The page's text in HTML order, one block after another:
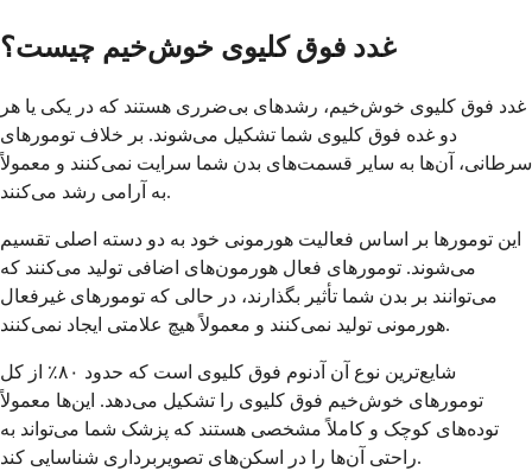
غدد فوق کلیوی خوش‌خیم چیست؟
غدد فوق کلیوی خوش‌خیم، رشدهای بی‌ضرری هستند که در یکی یا هر
دو غده فوق کلیوی شما تشکیل می‌شوند. بر خلاف تومورهای
سرطانی، آن‌ها به سایر قسمت‌های بدن شما سرایت نمی‌کنند و معمولاً
به آرامی رشد می‌کنند.
این تومورها بر اساس فعالیت هورمونی خود به دو دسته اصلی تقسیم
می‌شوند. تومورهای فعال هورمون‌های اضافی تولید می‌کنند که
می‌توانند بر بدن شما تأثیر بگذارند، در حالی که تومورهای غیرفعال
هورمونی تولید نمی‌کنند و معمولاً هیچ علامتی ایجاد نمی‌کنند.
شایع‌ترین نوع آن آدنوم فوق کلیوی است که حدود ۸۰٪ از کل
تومورهای خوش‌خیم فوق کلیوی را تشکیل می‌دهد. این‌ها معمولاً
توده‌های کوچک و کاملاً مشخصی هستند که پزشک شما می‌تواند به
راحتی آن‌ها را در اسکن‌های تصویربرداری شناسایی کند.